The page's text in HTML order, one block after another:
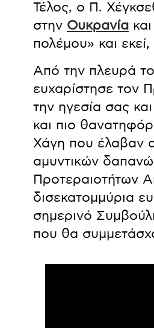
Τέλος, ο Π.
στην Ουκρανία
πολέμου» και
Από την πλευρά
ευχαρίστησε τον
την ηγεσία σας
και πιο
Χάγη που έλαβαν
αμυντικών
Προτεραιοτήτων
δισεκατομμύρια
σημερινό
που θα